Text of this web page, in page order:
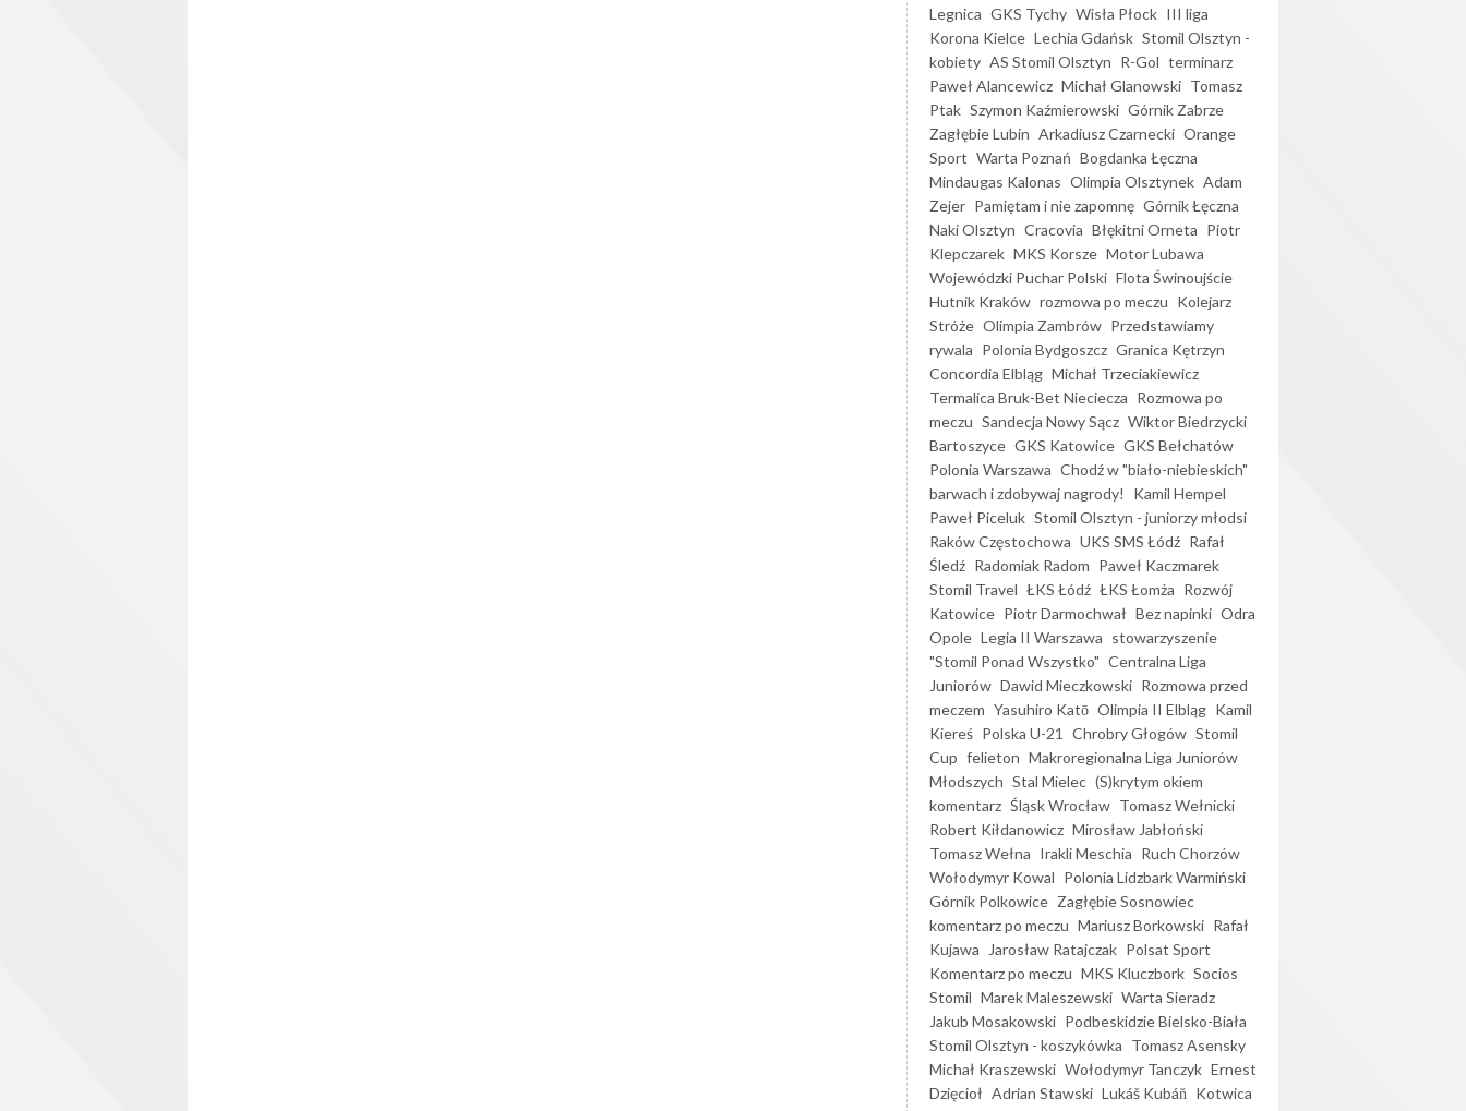
Legnica GKS Tychy Wisła Płock III liga
Korona Kielce Lechia Gdańsk Stomil Olsztyn -
kobiety AS Stomil Olsztyn R-Gol terminarz
Paweł Alancewicz Michał Glanowski Tomasz
Ptak Szymon Kaźmierowski Górnik Zabrze
Zagłębie Lubin Arkadiusz Czarnecki Orange
Sport Warta Poznań Bogdanka Łęczna
Mindaugas Kalonas Olimpia Olsztynek Adam
Zejer Pamiętam i nie zapomnę Górnik Łęczna
Naki Olsztyn Cracovia Błękitni Orneta Piotr
Klepczarek MKS Korsze Motor Lubawa
Wojewódzki Puchar Polski Flota Świnoujście
Hutnik Kraków rozmowa po meczu Kolejarz
Stróże Olimpia Zambrów Przedstawiamy
rywala Polonia Bydgoszcz Granica Kętrzyn
Concordia Elbląg Michał Trzeciakiewicz
Termalica Bruk-Bet Nieciecza Rozmowa po
meczu Sandecja Nowy Sącz Wiktor Biedrzycki
Bartoszyce GKS Katowice GKS Bełchatów
Polonia Warszawa Chodź w "biało-niebieskich"
barwach i zdobywaj nagrody!
Kamil Hempel
Paweł Piceluk Stomil Olsztyn - juniorzy młodsi
Raków Częstochowa UKS SMS Łódź Rafał
Śledź Radomiak Radom Paweł Kaczmarek
Stomil Travel ŁKS Łódź ŁKS Łomża Rozwój
Katowice Piotr Darmochwał Bez napinki Odra
Opole Legia II Warszawa stowarzyszenie
"Stomil Ponad Wszystko" Centralna Liga
Juniorów Dawid Mieczkowski Rozmowa przed
meczem Yasuhiro Katō Olimpia II Elbląg Kamil
Kiereś Polska U-21 Chrobry Głogów Stomil
Cup felieton Makroregionalna Liga Juniorów
Młodszych Stal Mielec (S)krytym okiem
komentarz Śląsk Wrocław Tomasz Wełnicki
Robert Kiłdanowicz Mirosław Jabłoński
Tomasz Wełna Irakli Meschia Ruch Chorzów
Wołodymyr Kowal Polonia Lidzbark Warmiński
Górnik Polkowice Zagłębie Sosnowiec
komentarz po meczu Mariusz Borkowski Rafał
Kujawa
Jarosław Ratajczak Polsat Sport
Komentarz po meczu MKS Kluczbork Socios
Stomil Marek Maleszewski Warta Sieradz
Jakub Mosakowski Podbeskidzie Bielsko-Biała
Stomil Olsztyn - koszykówka Tomasz Asensky
Michał Kraszewski Wołodymyr Tanczyk Ernest
Dzięcioł Adrian Stawski Lukáš Kubáň Kotwica